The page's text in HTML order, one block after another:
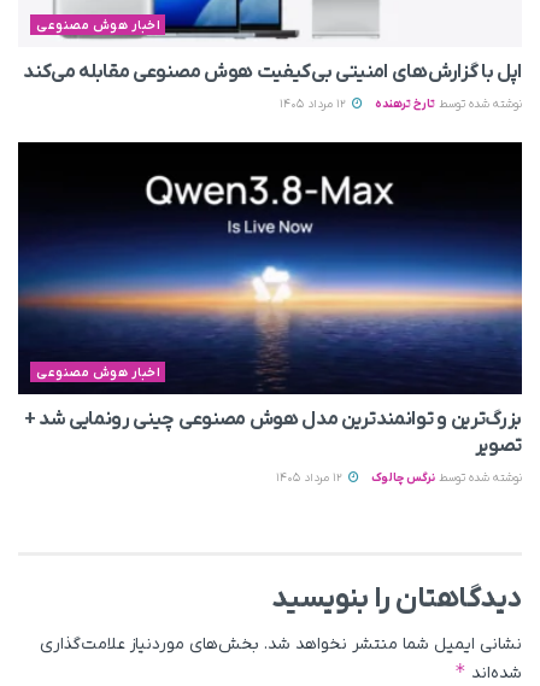
اخبار هوش مصنوعی
اپل با گزارش‌های امنیتی بی‌کیفیت هوش مصنوعی مقابله می‌کند
نوشته شده توسط تارخ ترهنده
اخبار هوش مصنوعی
بزرگ‌ترین و توانمندترین مدل هوش مصنوعی چینی رونمایی شد +
تصویر
نوشته شده توسط نرگس چالوک
دیدگاهتان را بنویسید
نشانی ایمیل شما منتشر نخواهد شد. بخش‌های موردنیاز علامت‌گذاری
شده‌اند *